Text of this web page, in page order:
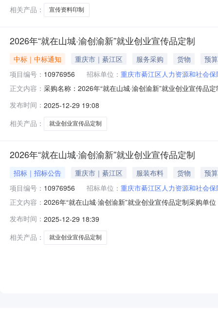
相关产品：
宣传资料印制
2026年“就在山城·渝创渝新”就业创业宣传品定制
中标｜中标通知 重庆市｜綦江区 服务采购 货物
预
项目编号： 10976956 招标单位： 重庆市綦江区人力资源和社会保
正文内容： 采购名称：2026年“就在山城·渝创渝新”就业创业宣传
133700.0133700.0133700.00-成交2025-12-2917:50:26
发布时间： 2025-12-29 19:08
相关产品：
就业创业宣传品定制
2026年“就在山城·渝创渝新”就业创业宣传品定制
招标｜招标公告 重庆市｜綦江区 服装布料 货物
预
项目编号： 10976956 招标单位： 重庆市綦江区人力资源和社会保
正文内容： 2026年“就在山城·渝创渝新”就业创业宣传品定制采购
发布时间： 2025-12-29 18:39
相关产品：
就业创业宣传品定制